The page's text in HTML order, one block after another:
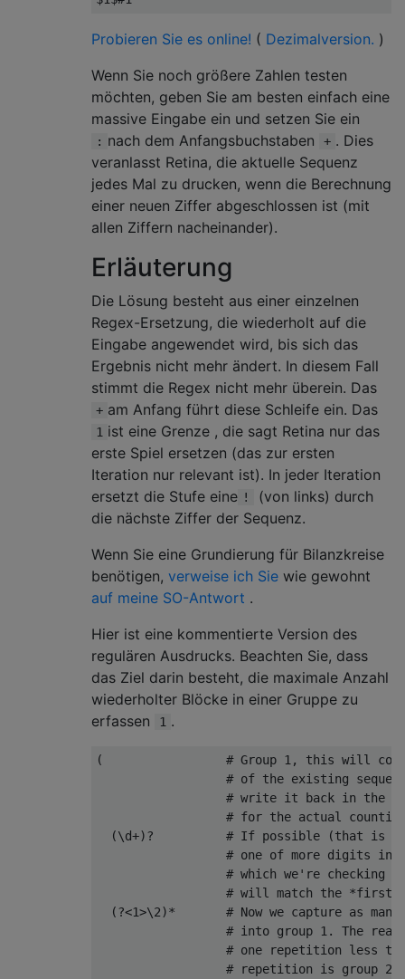
Probieren Sie es online! ( Dezimalversion. )
Wenn Sie noch größere Zahlen testen
möchten, geben Sie am besten einfach eine
massive Eingabe ein und setzen Sie ein
: nach dem Anfangsbuchstaben + . Dies
veranlasst Retina, die aktuelle Sequenz
jedes Mal zu drucken, wenn die Berechnung
einer neuen Ziffer abgeschlossen ist (mit
allen Ziffern nacheinander).
Erläuterung
Die Lösung besteht aus einer einzelnen
Regex-Ersetzung, die wiederholt auf die
Eingabe angewendet wird, bis sich das
Ergebnis nicht mehr ändert. In diesem Fall
stimmt die Regex nicht mehr überein. Das
+ am Anfang führt diese Schleife ein. Das
1 ist eine Grenze , die sagt Retina nur das
erste Spiel ersetzen (das zur ersten
Iteration nur relevant ist). In jeder Iteration
ersetzt die Stufe eine !
(von links) durch
die nächste Ziffer der Sequenz.
Wenn Sie eine Grundierung für Bilanzkreise
benötigen, verweise ich Sie wie gewohnt
auf meine SO-Antwort .
Hier ist eine kommentierte Version des
regulären Ausdrucks. Beachten Sie, dass
das Ziel darin besteht, die maximale Anzahl
wiederholter Blöcke in einer Gruppe zu
erfassen
1 .
(                 # Group 1, this will
# of the existing
# write it back in the
# for the actual
(\d+)?          # If possible (that is
# one of more digits
# which we're checking
# will match the
(?<1>\2)*       # Now we capture as
# into group 1. The
# one repetition less
# repetition is group 2